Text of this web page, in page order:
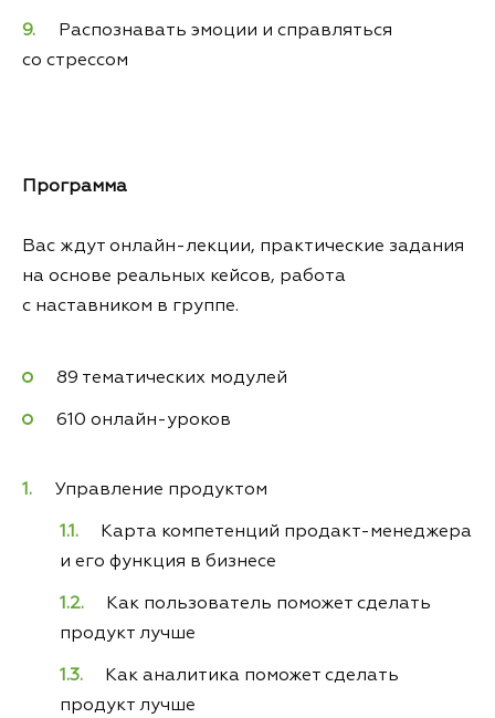
Распознавать эмоции и справляться
со стрессом
Программа
Вас ждут онлайн-лекции, практические задания
на основе реальных кейсов, работа
с наставником в группе.
89 тематических модулей
610 онлайн-уроков
Управление продуктом
Карта компетенций продакт-менеджера
и его функция в бизнесе
Как пользователь поможет сделать
продукт лучше
Как аналитика поможет сделать
продукт лучше